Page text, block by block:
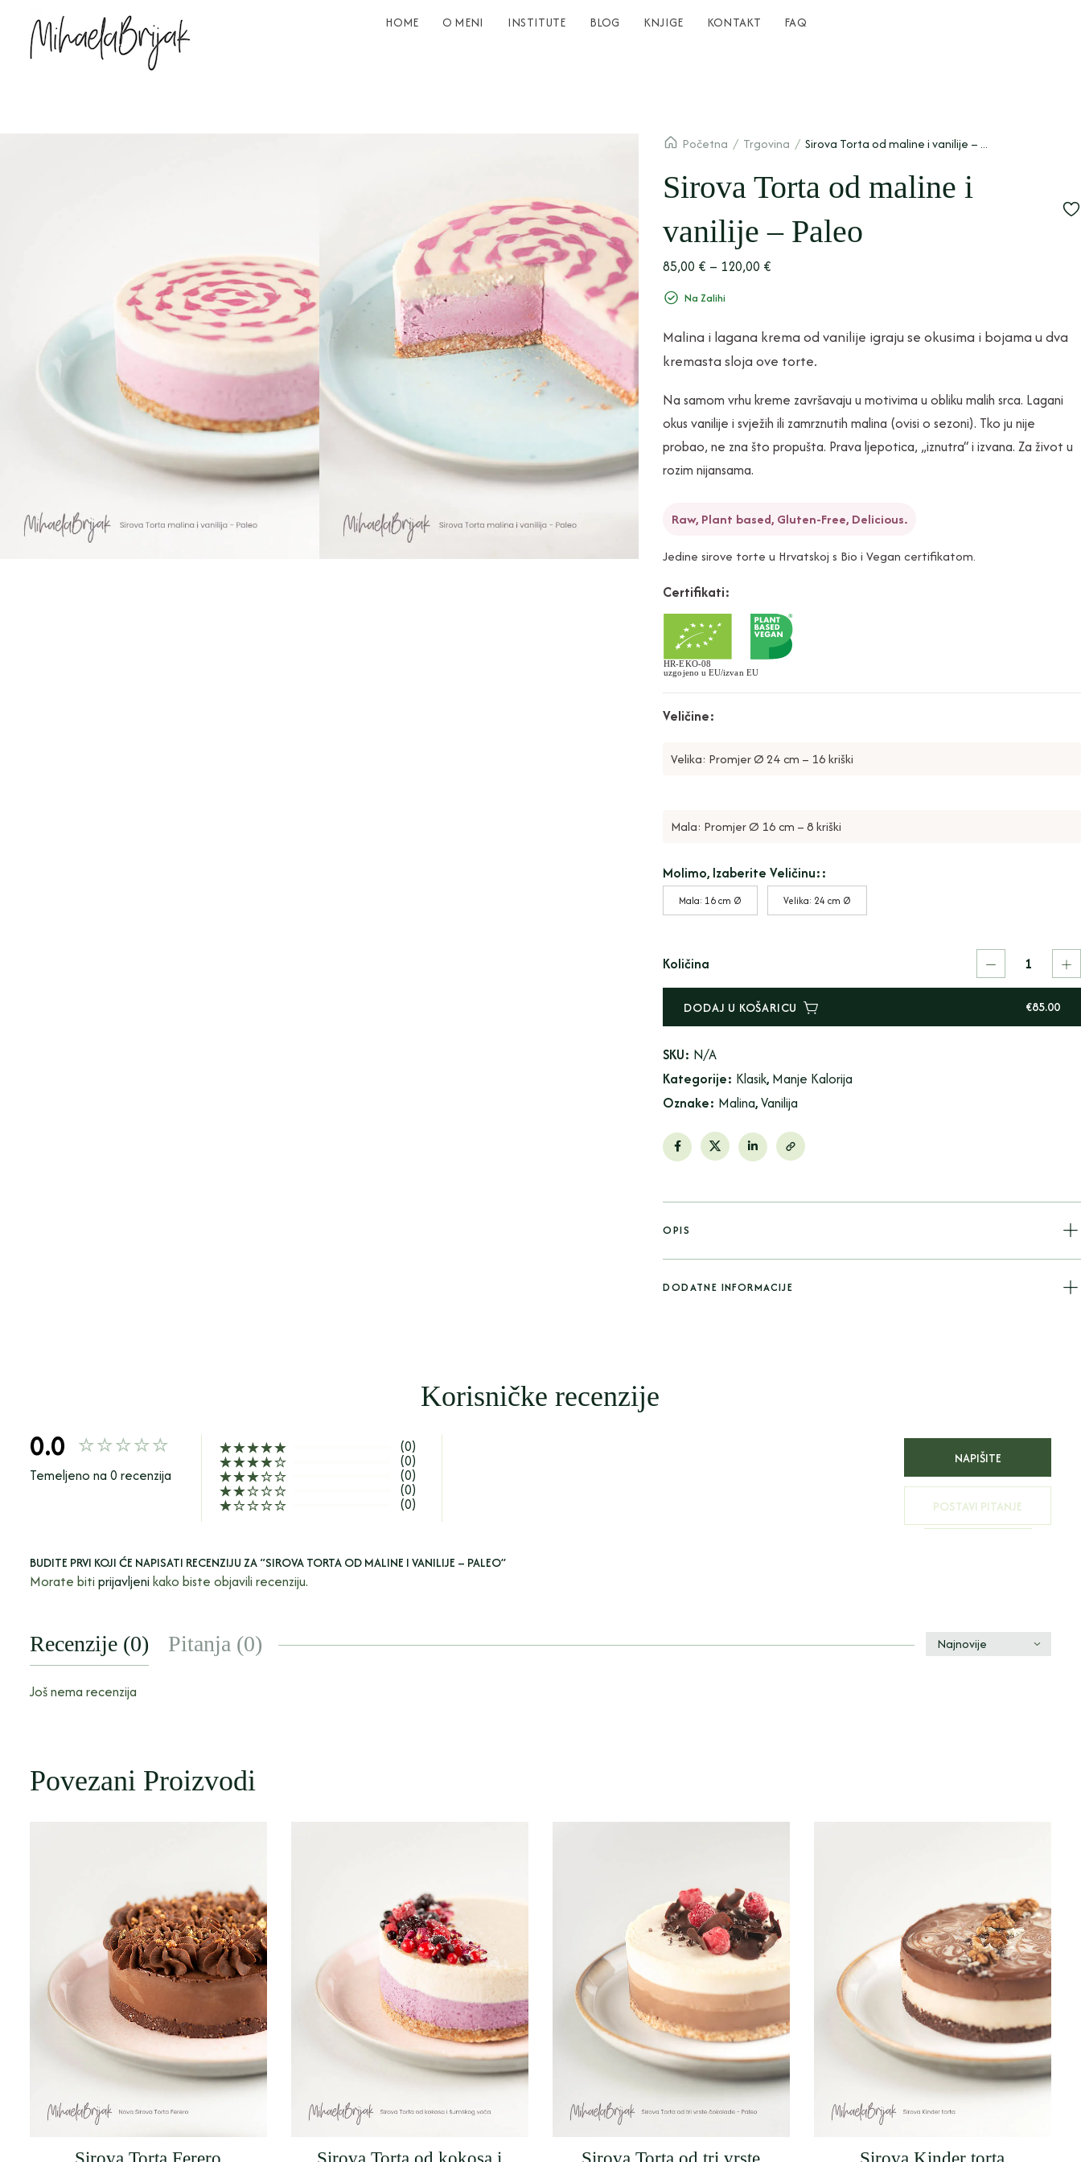
HOME O MENI INSTITUTE BLOG KNJIGE KONTAKT FAQ
Početna / Trgovina / Sirova Torta od maline i vanilije – ...
Sirova Torta od maline i
vanilije – Paleo
85,00 € – 120,00 €
Na Zalihi
Malina i lagana krema od vanilije igraju se okusima i bojama u dva
kremasta sloja ove torte.
Na samom vrhu kreme završavaju u motivima u obliku malih srca. Lagani
okus vanilije i svježih ili zamrznutih malina (ovisi o sezoni). Tko ju nije
probao, ne zna što propušta. Prava ljepotica, „iznutra“ i izvana. Za život u
rozim nijansama.
Raw, Plant based, Gluten-Free, Delicious.
Jedine sirove torte u Hrvatskoj s Bio i Vegan certifikatom.
Certifikati:
Veličine:
Velika: Promjer Ø 24 cm – 16 kriški
Mala: Promjer Ø 16 cm – 8 kriški
Molimo, Izaberite Veličinu::
Mala: 16 cm Ø Velika: 24 cm Ø
Količina
DODAJ U KOŠARICU €85.00
SKU: N/A
Kategorije: Klasik, Manje Kalorija
Oznake: Malina,Vanilija
OPIS
DODATNE INFORMACIJE
Korisničke recenzije
0.0
Temeljeno na 0 recenzija
(0)
(0)
(0)
(0)
(0)
NAPIŠITE
POSTAVI PITANJE
BUDITE PRVI KOJI ĆE NAPISATI RECENZIJU ZA “SIROVA TORTA OD MALINE I VANILIJE – PALEO”
Morate biti prijavljeni kako biste objavili recenziju.
Recenzije (0) Pitanja (0) Najnovije
Još nema recenzija
Povezani Proizvodi